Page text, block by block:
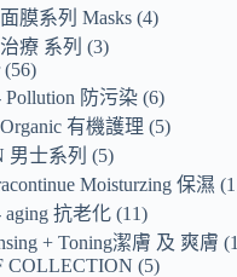
膜系列 Masks 4
療 系列
3
56
Pollution 防污染 6
有機護理
5
男士系列
5
Moisturzing 保濕
aging 抗老化 11
+ Toning潔膚 及 爽膚
COLLECTION
5